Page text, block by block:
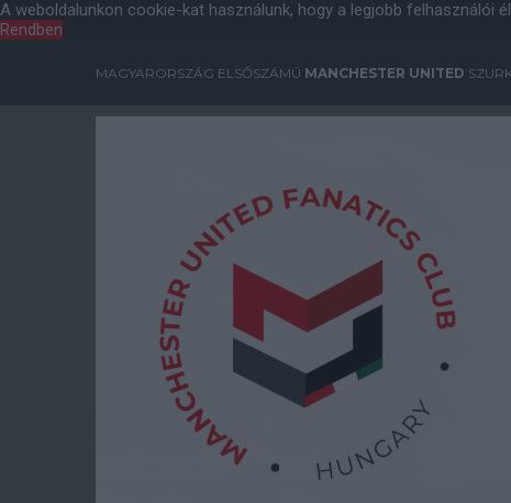
A weboldalunkon cookie-kat használunk, hogy a legjobb felhasználói
Rendben
MAGYARORSZÁG ELSŐSZÁMÚ MANCHESTER UNITED